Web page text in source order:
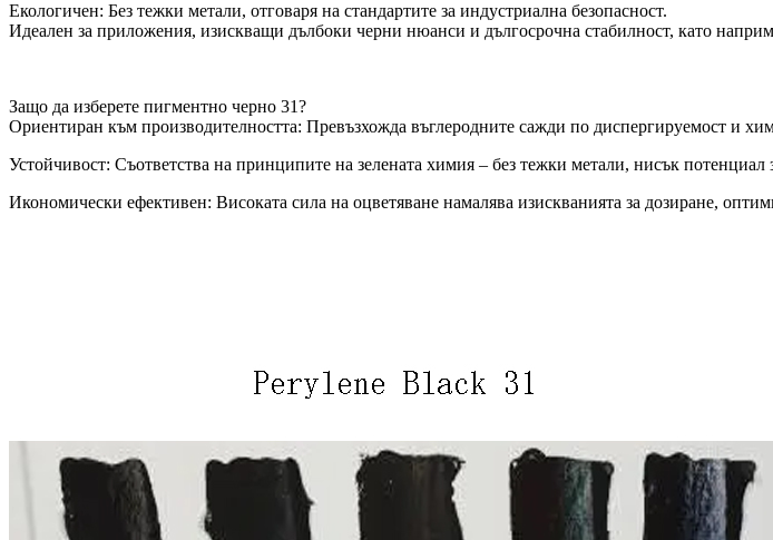
Екологичен: Без тежки метали, отговаря на стандартите за индустриална безопасност.
Идеален за приложения, изискващи дълбоки черни нюанси и дългосрочна стабилност, като
Защо да изберете пигментно черно 31?
Ориентиран към производителността: Превъзхожда въглеродните сажди по диспергируемост и
Устойчивост: Съответства на принципите на зелената химия – без тежки метали, нисък
Икономически ефективен: Високата сила на оцветяване намалява изискванията за дозиране,